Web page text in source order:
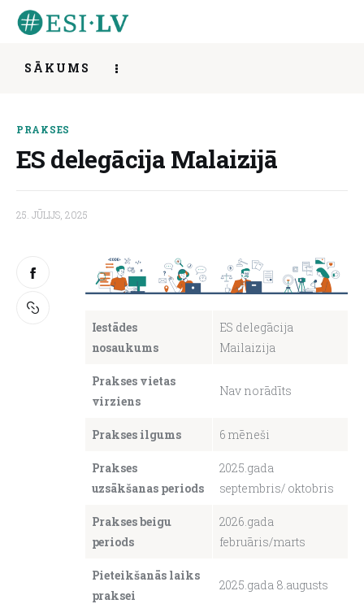
SĀKUMS
SHARE POST
Iesaisties
Aktivitātes
Par mums
About us
PRAKSES
ES delegācija Malaizijā
25. JŪLIJS, 2025
Iestādes
nosaukums
ES delegācija
Mailaizija
Prakses vietas
virziens
Nav norādīts
Prakses ilgums 6 mēneši
Prakses
uzsākšanas periods
2025.gada
septembris/ oktobris
Prakses beigu
periods
2026.gada
februāris/marts
Pieteikšanās laiks
praksei
2025.gada 8.augusts